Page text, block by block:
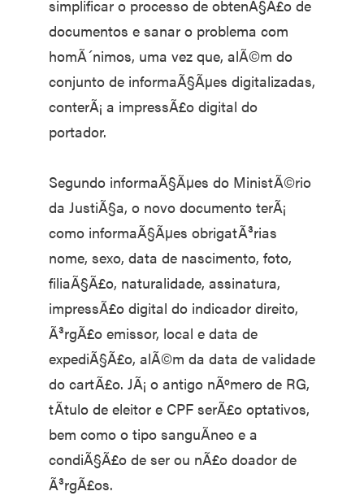
simplificar o processo de obtenÃ§Ã£o de
documentos e sanar o problema com
homÃ´nimos, uma vez que, alÃ©m do
conjunto de informaÃ§Ãµes digitalizadas,
conterÃ¡ a impressÃ£o digital do
portador.
Segundo informaÃ§Ãµes do MinistÃ©rio
da JustiÃ§a, o novo documento terÃ¡
como informaÃ§Ãµes obrigatÃ³rias
nome, sexo, data de nascimento, foto,
filiaÃ§Ã£o, naturalidade, assinatura,
impressÃ£o digital do indicador direito,
Ã³rgÃ£o emissor, local e data de
expediÃ§Ã£o, alÃ©m da data de validade
do cartÃ£o. JÃ¡ o antigo nÃºmero de RG,
tÃ­tulo de eleitor e CPF serÃ£o optativos,
bem como o tipo sanguÃ­neo e a
condiÃ§Ã£o de ser ou nÃ£o doador de
Ã³rgÃ£os.